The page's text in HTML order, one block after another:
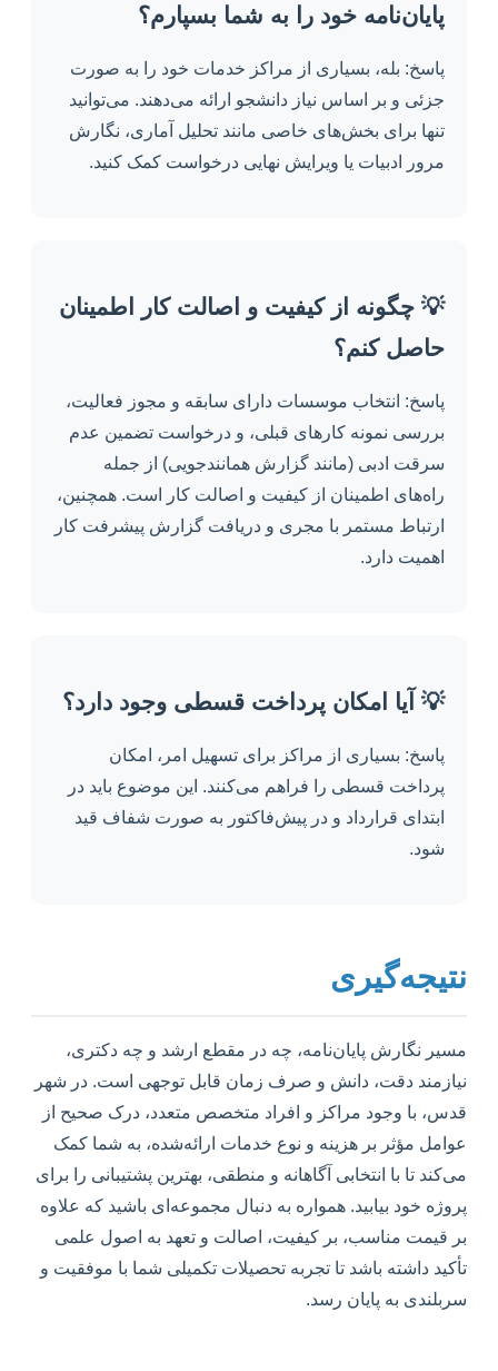
پایان‌نامه خود را به شما بسپارم؟
پاسخ: بله، بسیاری از مراکز خدمات خود را به صورت
جزئی و بر اساس نیاز دانشجو ارائه می‌دهند. می‌توانید
تنها برای بخش‌های خاصی مانند تحلیل آماری، نگارش
مرور ادبیات یا ویرایش نهایی درخواست کمک کنید.
💡 چگونه از کیفیت و اصالت کار اطمینان
حاصل کنم؟
پاسخ: انتخاب موسسات دارای سابقه و مجوز فعالیت،
بررسی نمونه کارهای قبلی، و درخواست تضمین عدم
سرقت ادبی (مانند گزارش همانندجویی) از جمله
راه‌های اطمینان از کیفیت و اصالت کار است. همچنین،
ارتباط مستمر با مجری و دریافت گزارش پیشرفت کار
اهمیت دارد.
💡 آیا امکان پرداخت قسطی وجود دارد؟
پاسخ: بسیاری از مراکز برای تسهیل امر، امکان
پرداخت قسطی را فراهم می‌کنند. این موضوع باید در
ابتدای قرارداد و در پیش‌فاکتور به صورت شفاف قید
شود.
نتیجه‌گیری
مسیر نگارش پایان‌نامه، چه در مقطع ارشد و چه دکتری،
نیازمند دقت، دانش و صرف زمان قابل توجهی است. در شهر
قدس، با وجود مراکز و افراد متخصص متعدد، درک صحیح از
عوامل مؤثر بر هزینه و نوع خدمات ارائه‌شده، به شما کمک
می‌کند تا با انتخابی آگاهانه و منطقی، بهترین پشتیبانی را برای
پروژه خود بیابید. همواره به دنبال مجموعه‌ای باشید که علاوه
بر قیمت مناسب، بر کیفیت، اصالت و تعهد به اصول علمی
تأکید داشته باشد تا تجربه تحصیلات تکمیلی شما با موفقیت و
سربلندی به پایان رسد.